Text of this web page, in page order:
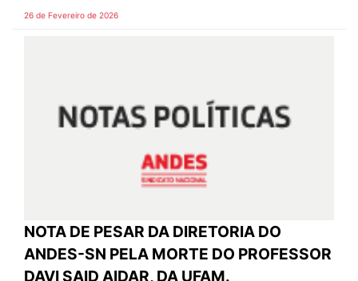
26 de Fevereiro de 2026
NOTA DE PESAR DA DIRETORIA DO
ANDES-SN PELA MORTE DO PROFESSOR
DAVI SAID AIDAR, DA UFAM.